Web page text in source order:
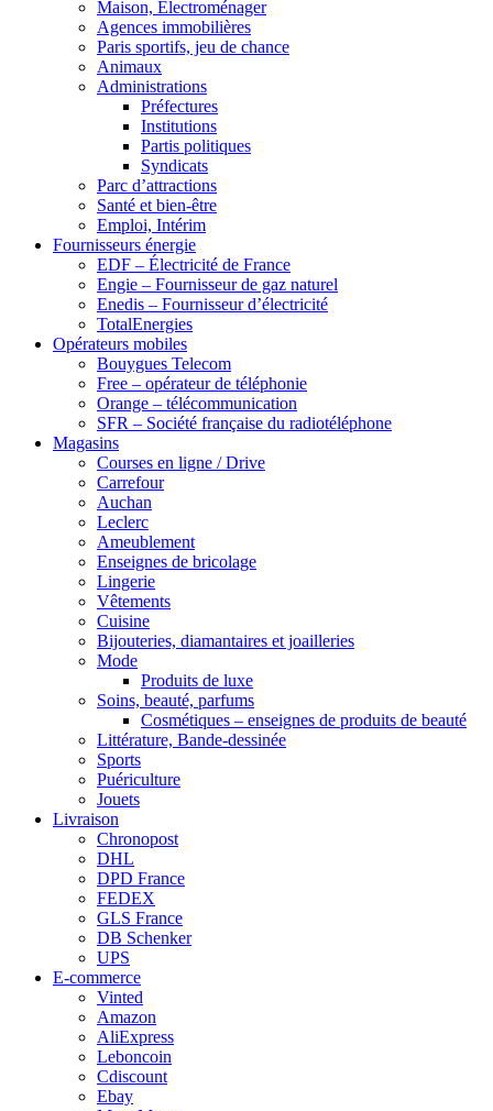
Maison, Electroménager
Agences immobilières
Paris sportifs, jeu de chance
Animaux
Administrations
Préfectures
Institutions
Partis politiques
Syndicats
Parc d’attractions
Santé et bien-être
Emploi, Intérim
Fournisseurs énergie
EDF – Électricité de France
Engie – Fournisseur de gaz naturel
Enedis – Fournisseur d’électricité
TotalEnergies
Opérateurs mobiles
Bouygues Telecom
Free – opérateur de téléphonie
Orange – télécommunication
SFR – Société française du radiotéléphone
Magasins
Courses en ligne / Drive
Carrefour
Auchan
Leclerc
Ameublement
Enseignes de bricolage
Lingerie
Vêtements
Cuisine
Bijouteries, diamantaires et joailleries
Mode
Produits de luxe
Soins, beauté, parfums
Cosmétiques – enseignes de produits de beauté
Littérature, Bande-dessinée
Sports
Puériculture
Jouets
Livraison
Chronopost
DHL
DPD France
FEDEX
GLS France
DB Schenker
UPS
E-commerce
Vinted
Amazon
AliExpress
Leboncoin
Cdiscount
Ebay